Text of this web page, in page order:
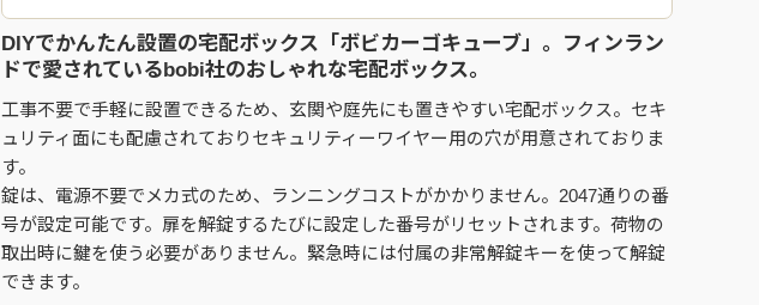
DIYでかんたん設置の宅配ボックス「ボビカーゴキューブ」。フィンラン
ドで愛されているbobi社のおしゃれな宅配ボックス。
工事不要で手軽に設置できるため、玄関や庭先にも置きやすい宅配ボックス。セキ
ュリティ面にも配慮されておりセキュリティーワイヤー用の穴が用意されておりま
す。
錠は、電源不要でメカ式のため、ランニングコストがかかりません。2047通りの番
号が設定可能です。扉を解錠するたびに設定した番号がリセットされます。荷物の
取出時に鍵を使う必要がありません。緊急時には付属の非常解錠キーを使って解錠
できます。